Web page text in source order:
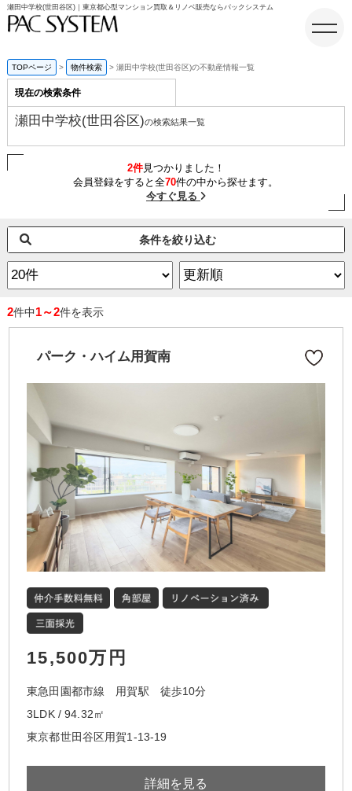
瀬田中学校(世田谷区)｜東京都心型マンション買取＆リノベ販売ならパックシステム
TOPページ 物件検索 瀬田中学校(世田谷区)の不動産情報一覧
現在の検索条件
瀬田中学校(世田谷区)の検索結果一覧
2件見つかりました！
会員登録をすると全70件の中から探せます。
今すぐ見る
条件を絞り込む
2件中1～2件を表示
パーク・ハイム用賀南
15,500万円
東急田園都市線 用賀駅 徒歩10分
3LDK / 94.32㎡
東京都世田谷区用賀1-13-19
詳細を見る